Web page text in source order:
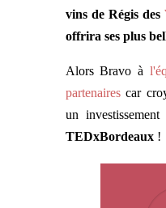
vins de Régis des
offrira ses plus
Alors Bravo à
partenairescar
un
TEDxBordeaux!